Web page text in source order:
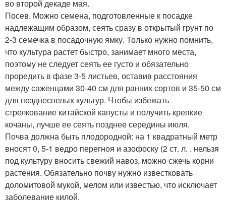
во второй декаде мая.
Посев. Можно семена, подготовленные к посадке
надлежащим образом, сеять сразу в открытый грунт по
2-3 семечка в посадочную ямку. Только нужно помнить,
что культура растет быстро, занимает много места,
поэтому не следует сеять ее густо и обязательно
проредить в фазе 3-5 листьев, оставив расстояния
между саженцами 30-40 см для ранних сортов и 35-50 см
для позднеспелых культур. Чтобы избежать
стрелкование китайской капусты и получить крепкие
кочаны, лучше ее сеять позднее середины июля.
Почва должна быть плодородной: на 1 квадратный метр
вносят 0, 5-1 ведро перегноя и азофоску (2 ст. л. . нельзя
под культуру вносить свежий навоз, можно сжечь корни
растения. Обязательно почву нужно известковать
доломитовой мукой, мелом или известью, что исключает
заболевание килой.